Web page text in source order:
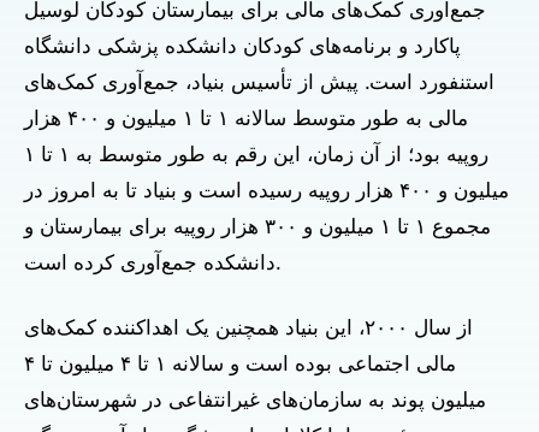
جمع‌آوری کمک‌های مالی برای بیمارستان کودکان لوسیل
پاکارد و برنامه‌های کودکان دانشکده پزشکی دانشگاه
استنفورد است. پیش از تأسیس بنیاد، جمع‌آوری کمک‌های
مالی به طور متوسط سالانه ۱ تا ۱ میلیون و ۴۰۰ هزار
روپیه بود؛ از آن زمان، این رقم به طور متوسط به ۱ تا ۱
میلیون و ۴۰۰ هزار روپیه رسیده است و بنیاد تا به امروز در
مجموع ۱ تا ۱ میلیون و ۳۰۰ هزار روپیه برای بیمارستان و
دانشکده جمع‌آوری کرده است.
از سال ۲۰۰۰، این بنیاد همچنین یک اهداکننده کمک‌های
مالی اجتماعی بوده است و سالانه ۱ تا ۴ میلیون تا ۴
میلیون پوند به سازمان‌های غیرانتفاعی در شهرستان‌های